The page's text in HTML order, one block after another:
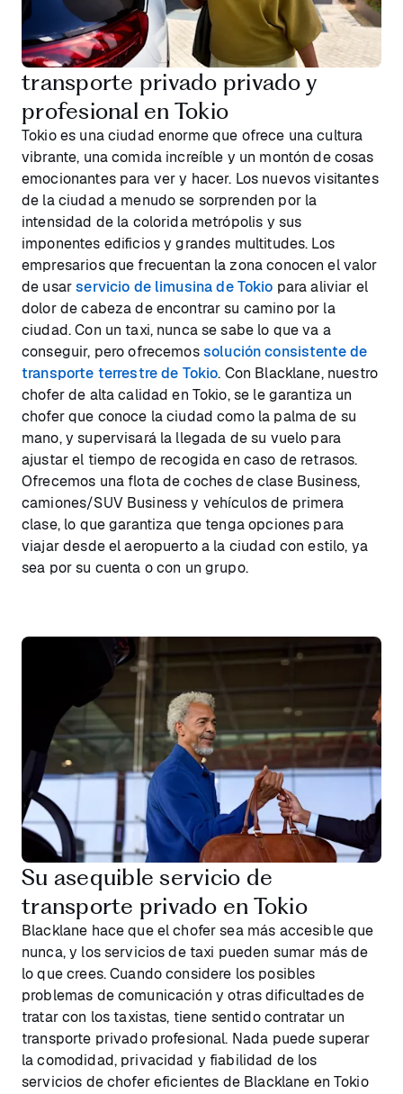
transporte privado privado y
profesional en Tokio
Tokio es una ciudad enorme que ofrece una cultura
vibrante, una comida increíble y un montón de cosas
emocionantes para ver y hacer. Los nuevos visitantes
de la ciudad a menudo se sorprenden por la
intensidad de la colorida metrópolis y sus
imponentes edificios y grandes multitudes. Los
empresarios que frecuentan la zona conocen el valor
de usarservicio de limusina de Tokio para aliviar el
dolor de cabeza de encontrar su camino por la
ciudad. Con un taxi, nunca se sabe lo que va a
conseguir, pero ofrecemossolución consistente de
transporte terrestre de Tokio. Con Blacklane, nuestro
chofer de alta calidad en Tokio, se le garantiza un
chofer que conoce la ciudad como la palma de su
mano, y supervisará la llegada de su vuelo para
ajustar el tiempo de recogida en caso de retrasos.
Ofrecemos una flota de coches de clase Business,
camiones/SUV Business y vehículos de primera
clase, lo que garantiza que tenga opciones para
viajar desde el aeropuerto a la ciudad con estilo, ya
sea por su cuenta o con un grupo.
Su asequible servicio de
transporte privado en Tokio
Blacklane hace que el chofer sea más accesible que
nunca, y los servicios de taxi pueden sumar más de
lo que crees. Cuando considere los posibles
problemas de comunicación y otras dificultades de
tratar con los taxistas, tiene sentido contratar un
transporte privado profesional. Nada puede superar
la comodidad, privacidad y fiabilidad de los
servicios de chofer eficientes de Blacklane en Tokio